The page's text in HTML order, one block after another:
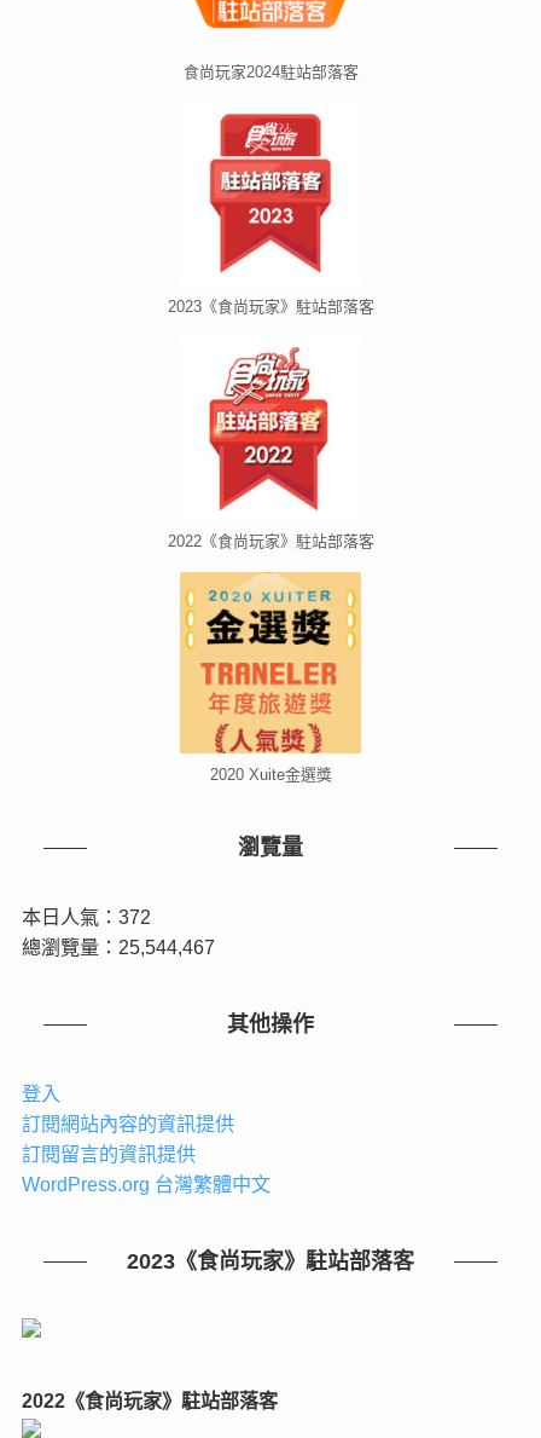
食尚玩家2024駐站部落客
2023《食尚玩家》駐站部落客
2022《食尚玩家》駐站部落客
2020 Xuite金選獎
瀏覽量
本日人氣：372
總瀏覽量：25,544,467
其他操作
登入
訂閱網站內容的資訊提供
訂閱留言的資訊提供
WordPress.org 台灣繁體中文
2023《食尚玩家》駐站部落客
2022《食尚玩家》駐站部落客